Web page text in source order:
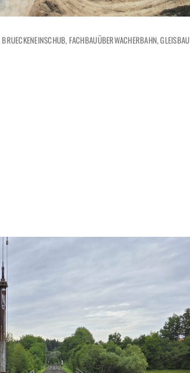
BRUECKENEINSCHUB FACHBAUÜBERWACHERBAHN GLEISBAU